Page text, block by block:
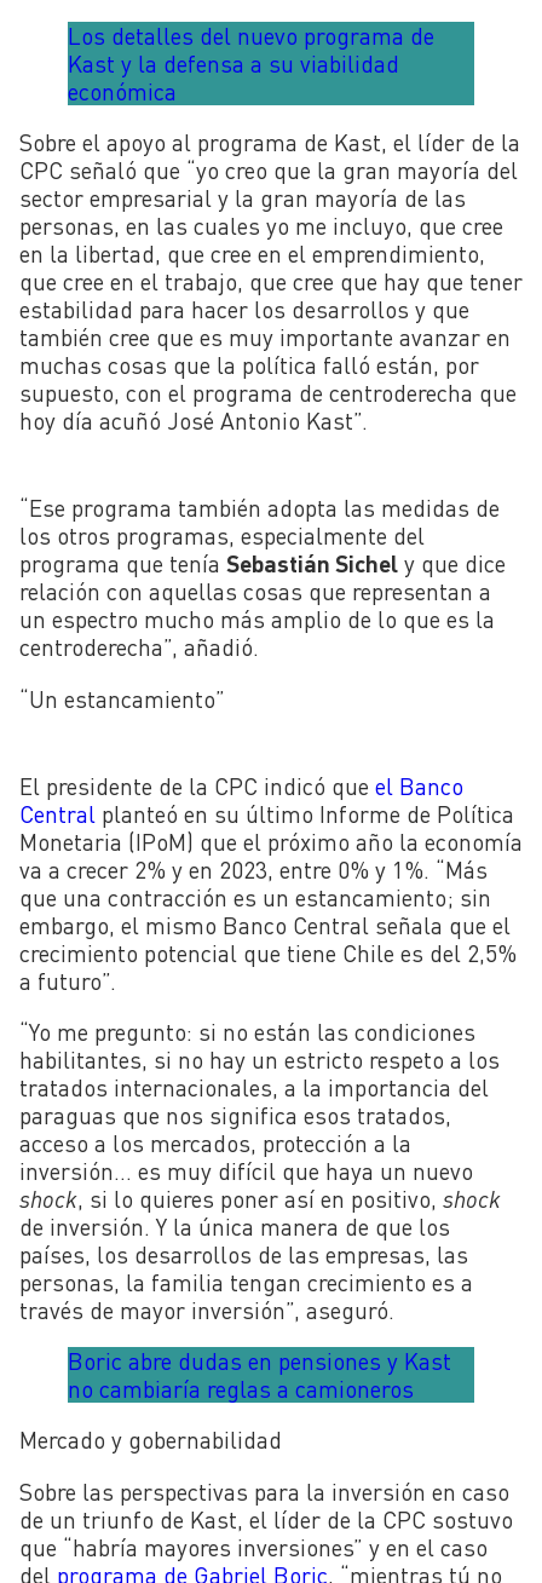
Los detalles del nuevo programa de
Kast y la defensa a su viabilidad
económica
Sobre el apoyo al programa de Kast, el líder de la
CPC señaló que “yo creo que la gran mayoría del
sector empresarial y la gran mayoría de las
personas, en las cuales yo me incluyo, que cree
en la libertad, que cree en el emprendimiento,
que cree en el trabajo, que cree que hay que tener
estabilidad para hacer los desarrollos y que
también cree que es muy importante avanzar en
muchas cosas que la política falló están, por
supuesto, con el programa de centroderecha que
hoy día acuñó José Antonio Kast”.
“Ese programa también adopta las medidas de
los otros programas, especialmente del
programa que tenía Sebastián Sichel y que dice
relación con aquellas cosas que representan a
un espectro mucho más amplio de lo que es la
centroderecha”, añadió.
“Un estancamiento”
El presidente de la CPC indicó que el Banco
Central planteó en su último Informe de Política
Monetaria (IPoM) que el próximo año la economía
va a crecer 2% y en 2023, entre 0% y 1%. “Más
que una contracción es un estancamiento; sin
embargo, el mismo Banco Central señala que el
crecimiento potencial que tiene Chile es del 2,5%
a futuro”.
“Yo me pregunto: si no están las condiciones
habilitantes, si no hay un estricto respeto a los
tratados internacionales, a la importancia del
paraguas que nos significa esos tratados,
acceso a los mercados, protección a la
inversión… es muy difícil que haya un nuevo
shock, si lo quieres poner así en positivo, shock
de inversión. Y la única manera de que los
países, los desarrollos de las empresas, las
personas, la familia tengan crecimiento es a
través de mayor inversión”, aseguró.
Boric abre dudas en pensiones y Kast
no cambiaría reglas a camioneros
Mercado y gobernabilidad
Sobre las perspectivas para la inversión en caso
de un triunfo de Kast, el líder de la CPC sostuvo
que “habría mayores inversiones” y en el caso
del programa de Gabriel Boric , “mientras tú no